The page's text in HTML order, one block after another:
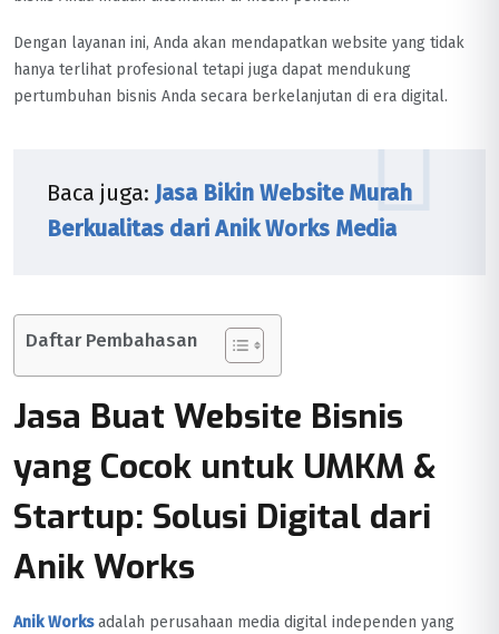
Dengan layanan ini, Anda akan mendapatkan website yang tidak
hanya terlihat profesional tetapi juga dapat mendukung
pertumbuhan bisnis Anda secara berkelanjutan di era digital.
Baca juga: Jasa Bikin Website Murah
Berkualitas dari Anik Works Media
Daftar Pembahasan
Jasa Buat Website Bisnis
yang Cocok untuk UMKM &
Startup: Solusi Digital dari
Anik Works
Anik Worksadalah perusahaan media digital independen yang